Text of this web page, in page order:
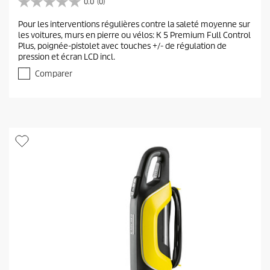
0
0
s
u
r
5
é
e
s
Pour les interventions régulières contre la saleté moyenne sur
les voitures, murs en pierre ou vélos: K 5 Premium Full Control
Plus, poignée-pistolet avec touches +/- de régulation de
pression et écran LCD incl.
Comparer